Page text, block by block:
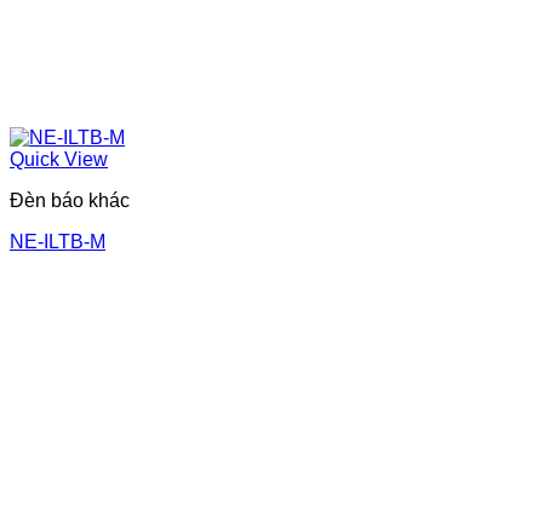
Quick View
Đèn báo khác
NE-ILTB-M